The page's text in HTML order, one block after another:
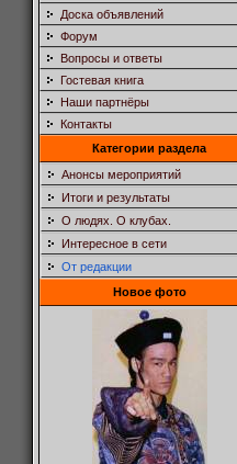
Доска объявлений
Форум
Вопросы и ответы
Гостевая книга
Наши партнёры
Контакты
Категории раздела
Анонсы мероприятий
Итоги и результаты
О людях. О клубах.
Интересное в сети
От редакции
Новое фото